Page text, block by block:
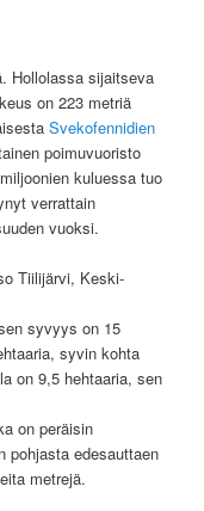
Hollolassa sijaitseva
on 223 metriä
Svekofennidien
poimuvuoristo
kuluessa tuo
verrattain
vuoksi.
Tiilijärvi, Keski-
syvyys on 15
syvin kohta
on 9,5 hehtaaria, sen
on peräisin
pohjasta edesauttaen
metrejä.